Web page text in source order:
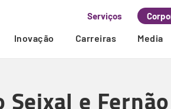
Serviços
Inovação Carreiras Media